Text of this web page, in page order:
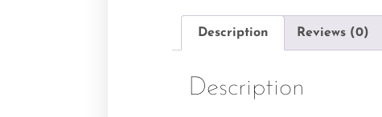
Description Reviews (0)
Description